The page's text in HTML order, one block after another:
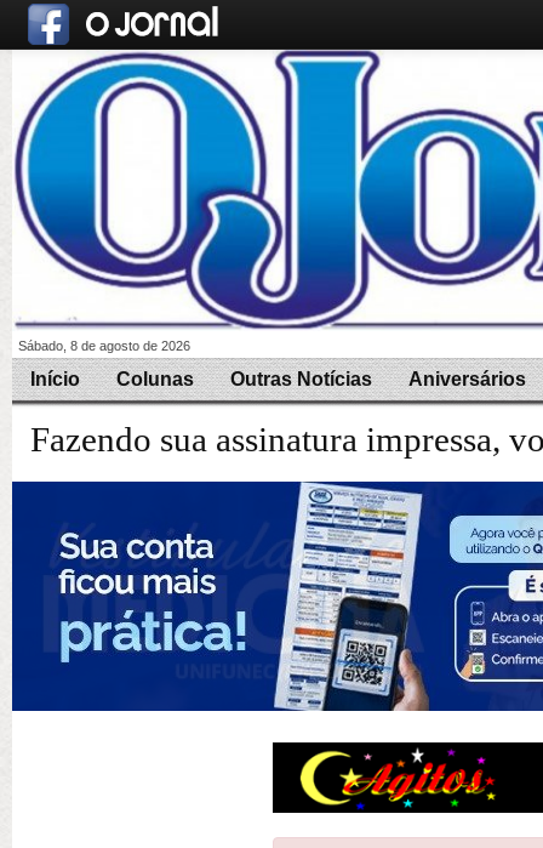
Sábado, 8 de agosto de 2026
Início Colunas Outras Notícias Aniversários
Fazendo sua assinatura impressa,